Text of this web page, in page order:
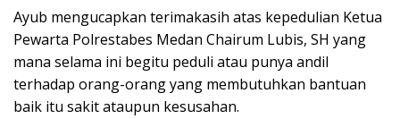
Ayub mengucapkan terimakasih atas kepedulian Ketua
Pewarta Polrestabes Medan Chairum Lubis, SH yang
mana selama ini begitu peduli atau punya andil
terhadap orang-orang yang membutuhkan bantuan
baik itu sakit ataupun kesusahan.